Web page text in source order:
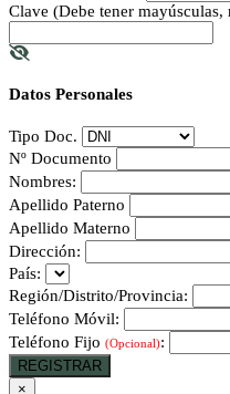
Clave (Debe tener
Datos Personales
Tipo Doc.
Nº Documento
Nombres:
Apellido Paterno
Apellido Materno
Dirección:
País:
Región/Distrito/Provincia:
Teléfono Móvil:
Teléfono Fijo (Opcional):
REGISTRAR
×